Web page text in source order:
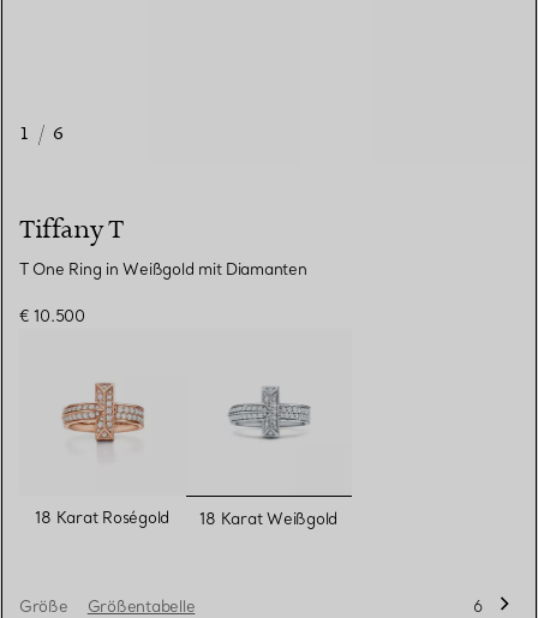
1 / 6
Tiffany T
T One Ring in Weißgold mit Diamanten
€ 10.500
18 Karat Roségold ausgewählt
18 Karat Weißgold
Größe Größentabelle 6